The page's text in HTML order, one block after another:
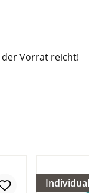
der Vorrat reicht!
Individual